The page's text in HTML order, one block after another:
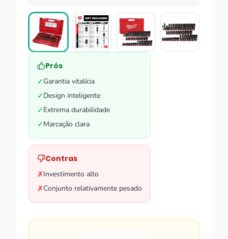
Prós
✓Garantia vitalícia
✓Design inteligente
✓Extrema durabilidade
✓Marcação clara
Contras
✗Investimento alto
✗Conjunto relativamente pesado